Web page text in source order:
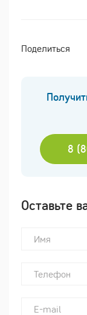
Поделиться
8
Оставьте